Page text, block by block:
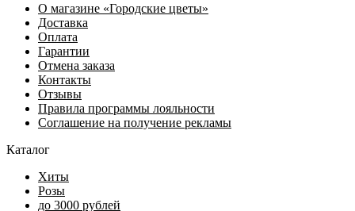
О магазине «Городские цветы»
Доставка
Оплата
Гарантии
Отмена заказа
Контакты
Отзывы
Правила программы лояльности
Соглашение на получение рекламы
Каталог
Хиты
Розы
до 3000 рублей